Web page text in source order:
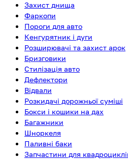
Захист днища
Фаркопи
Пороги для авто
Кенгурятник і дуги
Розширювачі та захист арок
Бризговики
Стилізація авто
Дефлектори
Відвали
Розкидачі дорожньої суміші
Бокси і кошики на дах
Багажники
Шноркеля
Паливні баки
Запчастини для